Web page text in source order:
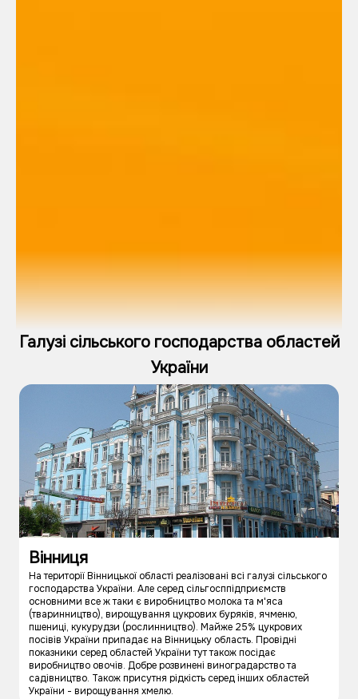
Галузі сільського господарства областей
України
Вінниця
На території Вінницької області реалізовані всі галузі сільського
господарства України. Але серед сільгосппідприємств
основними все ж таки є виробництво молока та м'яса
(тваринництво), вирощування цукрових буряків, ячменю,
пшениці, кукурудзи (рослинництво). Майже 25% цукрових
посівів України припадає на Вінницьку область. Провідні
показники серед областей України тут також посідає
виробництво овочів. Добре розвинені виноградарство та
садівництво. Також присутня рідкість серед інших областей
України - вирощування хмелю.